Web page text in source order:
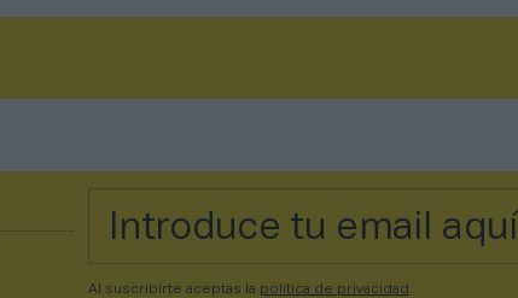
Al suscribirte aceptas la política de privacidad